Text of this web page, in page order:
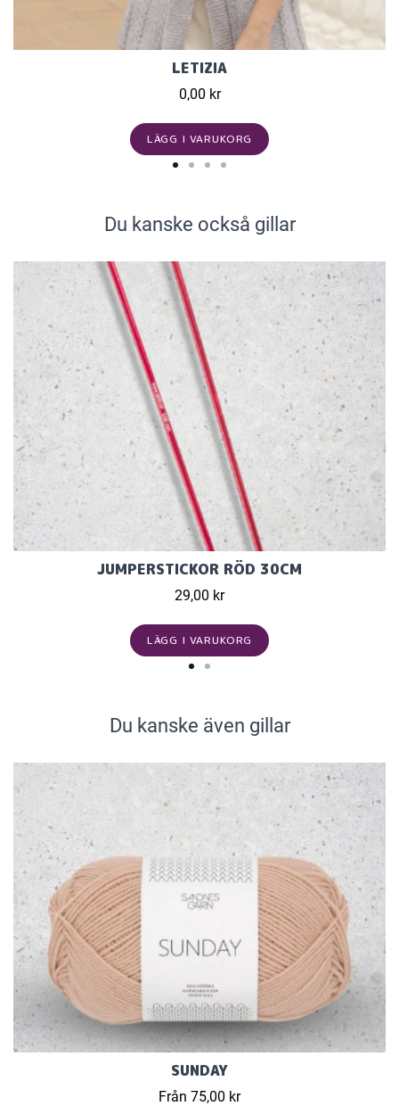
LETIZIA
0,00 kr
LÄGG I VARUKORG
Du kanske också gillar
JUMPERSTICKOR RÖD 30CM
29,00 kr
LÄGG I VARUKORG
Du kanske även gillar
SUNDAY
Från 75,00 kr